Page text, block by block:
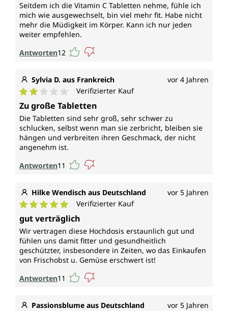
Seitdem ich die Vitamin C Tabletten nehme, fühle ich
mich wie ausgewechselt, bin viel mehr fit. Habe nicht
mehr die Müdigkeit im Körper. Kann ich nur jeden
weiter empfehlen.
Antworten12
Sylvia D. aus Frankreich vor 4 Jahren
Durchschnittliche Bewertung von 2 von 5 Sternen
Verifizierter Kauf
Zu große Tabletten
Die Tabletten sind sehr groß, sehr schwer zu
schlucken, selbst wenn man sie zerbricht, bleiben sie
hängen und verbreiten ihren Geschmack, der nicht
angenehm ist.
Antworten11
Hilke Wendisch aus Deutschland vor 5 Jahren
Durchschnittliche Bewertung von 5 von 5 Sternen
Verifizierter Kauf
gut verträglich
Wir vertragen diese Hochdosis erstaunlich gut und
fühlen uns damit fitter und gesundheitlich
geschützter, insbesondere in Zeiten, wo das Einkaufen
von Frischobst u. Gemüse erschwert ist!
Antworten11
Passionsblume aus Deutschland vor 5 Jahren